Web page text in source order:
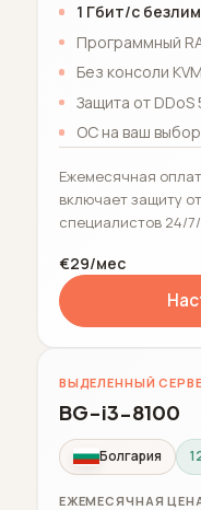
1 Гбит/с
Программный
Без консоли KVM
Защита от DDoS
ОС на ваш выбор
Ежемесячная
включает защиту
специалистов 24/
€29/мес
ВЫДЕЛЕННЫЙ
BG-i3-8100
Болгария
ЕЖЕМЕСЯЧНАЯ